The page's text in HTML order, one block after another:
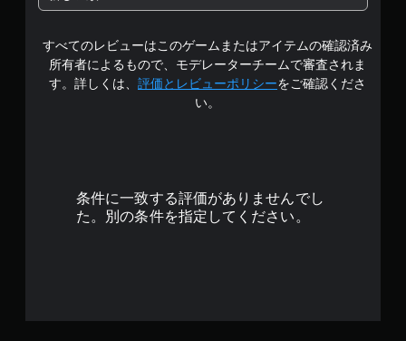
階
中
の
すべてのレビューはこのゲームまたはアイテムの確認済み
所有者によるもので、モデレーターチームで審査されま
す。詳しくは、 評価とレビューポリシーをご確認くださ
い。
条件に一致する評価がありませんでし
た。別の条件を指定してください。